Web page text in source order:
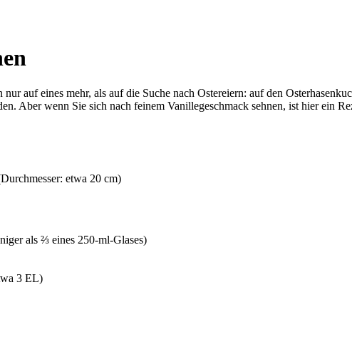
auf eines mehr, als auf die Suche nach Ostereiern: auf den
Aber wenn Sie sich nach feinem Vanillegeschmack sehnen, ist hier ein
etwa 20 cm)
als ⅔ eines 250-ml-Glases)
3 EL)